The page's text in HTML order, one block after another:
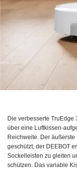
Die verbesserte TruEdge
über eine Luftkissen-
Reichweite. Der
geschützt, der DEEBOT
Sockelleisten zu gleiten
schützen. Das variable